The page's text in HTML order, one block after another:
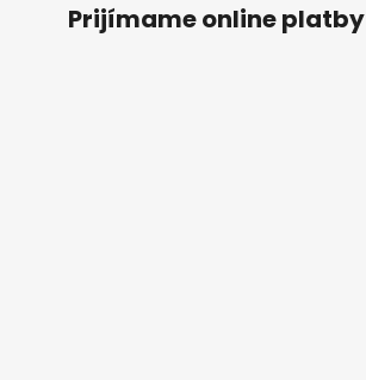
Prijímame online platby